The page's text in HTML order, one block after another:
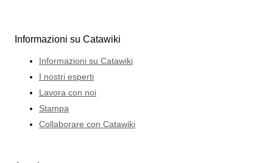
Informazioni su Catawiki
Informazioni su Catawiki
I nostri esperti
Lavora con noi
Stampa
Collaborare con Catawiki